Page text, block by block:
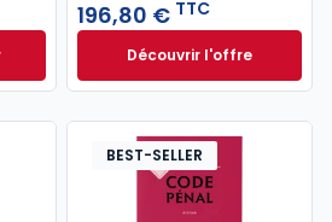
2027 annoté. Édition limitée à 37,00 €
196,80 € TTC
Découvrir l'offreL'appel expert à
Dès
BEST-SELLER